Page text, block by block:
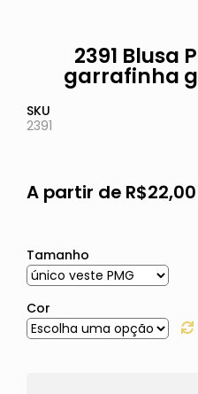
2391 Blusa
garrafinha
SKU
2391
A partir de R$22,00
Tamanho
Cor